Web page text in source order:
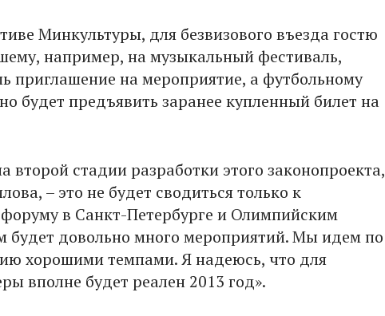
Минкультуры, для безвизового въезда гостю
например, на музыкальный фестиваль,
приглашение на мероприятие, а футбольному
будет предъявить заранее купленный билет на
второй стадии разработки этого законопроекта,
– это не будет сводиться только к
в Санкт-Петербурге и Олимпийским
будет довольно много мероприятий. Мы идем по
хорошими темпами. Я надеюсь, что для
вполне будет реален 2013 год».